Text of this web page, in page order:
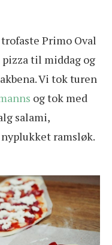
Primo Oval
pizza til middag og
Vi tok turen
og tok med
salami,
ramsløk.